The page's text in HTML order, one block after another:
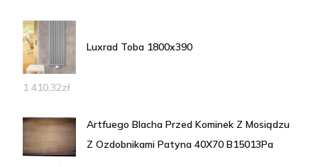
Luxrad Toba 1800x390
1 410,32zł
Artfuego Blacha Przed Kominek Z Mosiądzu
Z Ozdobnikami Patyna 40X70 B15013Pa